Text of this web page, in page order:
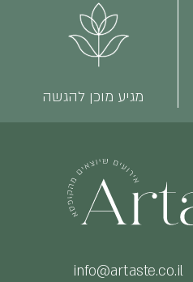
מגיע מוכן להגשה
info@artaste.co.il